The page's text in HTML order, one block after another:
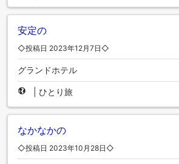
安定の
◇投稿日 2023年12月7日◇
グランドホテル
ひとり旅
なかなかの
◇投稿日 2023年10月28日◇